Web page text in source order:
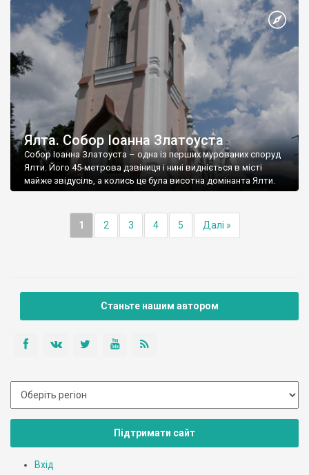
Ялта. Собор Іоанна Златоуста
Собор Іоанна Златоуста – одна із перших мурованих споруд
Ялти. Його 45-метрова дзвіниця і нині видніється в місті
майже звідусіль, а колись це була висотна домінанта Ялти.
1 2 3 4 5 Далі »
Станьте нашим автором
Підтримати сайт
Вхід